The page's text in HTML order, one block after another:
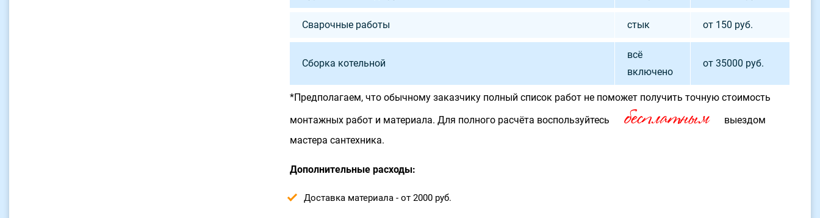
Сварочные работы стык от 150 руб.
Сборка котельной
всё
включено
от 35000 руб.
*Предполагаем, что обычному заказчику полный список работ не поможет получить точную стоимость
монтажных работ и материала. Для полного расчёта воспользуйтесь бесплатным
выездом
мастера сантехника.
Дополнительные расходы:
Доставка материала - от 2000 руб.